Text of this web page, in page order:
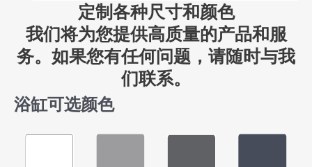
定制各种尺寸和颜色
我们将为您提供高质量的产品和服
务。如果您有任何问题，请随时与我
们联系。
浴缸可选颜色